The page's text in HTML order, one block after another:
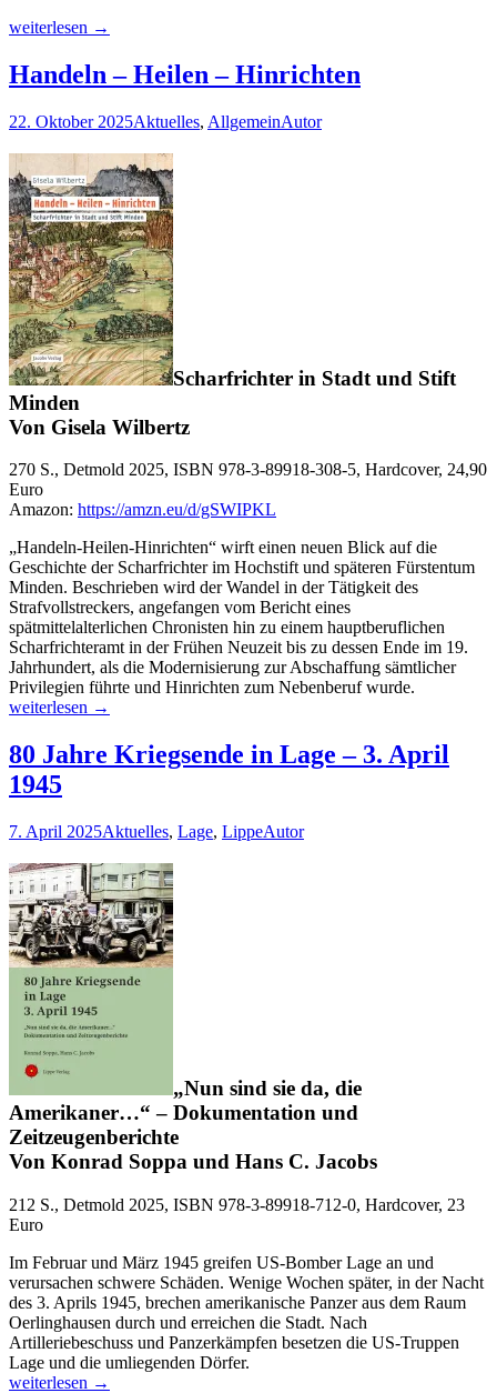
Die
am
Tag
dem
Abend
weiterlesen →
Handeln – Heilen – Hinrichten
22. Oktober 2025Aktuelles, AllgemeinAutor
Scharfrichter in Stadt und Stift
Minden
Von Gisela Wilbertz
270 S., Detmold 2025, ISBN 978-3-89918-308-5, Hardcover, 24,90
Euro
Amazon: https://amzn.eu/d/gSWIPKL
„Handeln-Heilen-Hinrichten“ wirft einen neuen Blick auf die
Geschichte der Scharfrichter im Hochstift und späteren Fürstentum
Minden. Beschrieben wird der Wandel in der Tätigkeit des
Strafvollstreckers, angefangen vom Bericht eines
spätmittelalterlichen Chronisten hin zu einem hauptberuflichen
Scharfrichteramt in der Frühen Neuzeit bis zu dessen Ende im 19.
Jahrhundert, als die Modernisierung zur Abschaffung sämtlicher
Privilegien führte und Hinrichten zum Nebenberuf wurde.
Hinrichten
weiterlesen →
80 Jahre Kriegsende in Lage – 3. April
1945
7. April 2025Aktuelles, Lage, LippeAutor
„Nun sind sie da, die
Amerikaner…“ – Dokumentation und
Zeitzeugenberichte
Von Konrad Soppa und Hans C. Jacobs
212 S., Detmold 2025, ISBN 978-3-89918-712-0, Hardcover, 23
Euro
Im Februar und März 1945 greifen US-Bomber Lage an und
verursachen schwere Schäden. Wenige Wochen später, in der Nacht
des 3. Aprils 1945, brechen amerikanische Panzer aus dem Raum
Oerlinghausen durch und erreichen die Stadt. Nach
Artilleriebeschuss und Panzerkämpfen besetzen die US-Truppen
Lage und die umliegenden Dörfer.
80
weiterlesen →